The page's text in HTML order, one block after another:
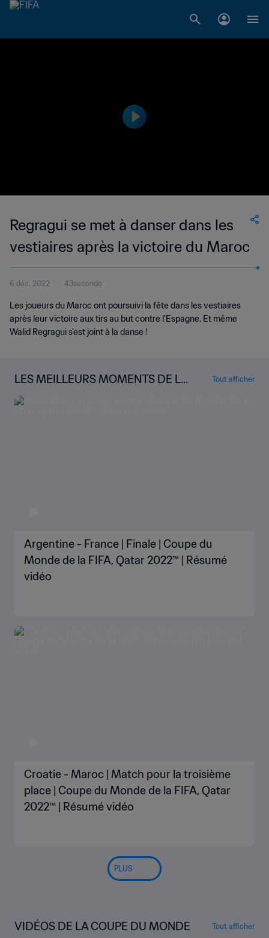
Regragui se met à danser dans les
vestiaires après la victoire du Maroc
6 déc. 2022 43seconde
Les joueurs du Maroc ont poursuivi la fête dans les vestiaires
après leur victoire aux tirs au but contre l'Espagne. Et même
Walid Regragui s'est joint à la danse !
LES MEILLEURS MOMENTS DE LA
COUPE DU MONDE
Tout afficher
Argentine - France | Finale | Coupe du
Monde de la FIFA, Qatar 2022™ | Résumé
vidéo
Croatie - Maroc | Match pour la troisième
place | Coupe du Monde de la FIFA, Qatar
2022™ | Résumé vidéo
PLUS
VIDÉOS DE LA COUPE DU MONDE Tout afficher